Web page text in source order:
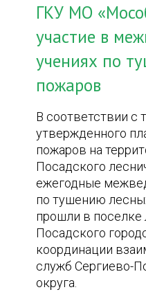
ГКУ МО
участие в
учениях по
пожаров
В соответствии с
утвержденного
пожаров на
Посадского
ежегодные
по тушению
прошли в поселке
Посадского
координации
служб Сергиево-
округа.